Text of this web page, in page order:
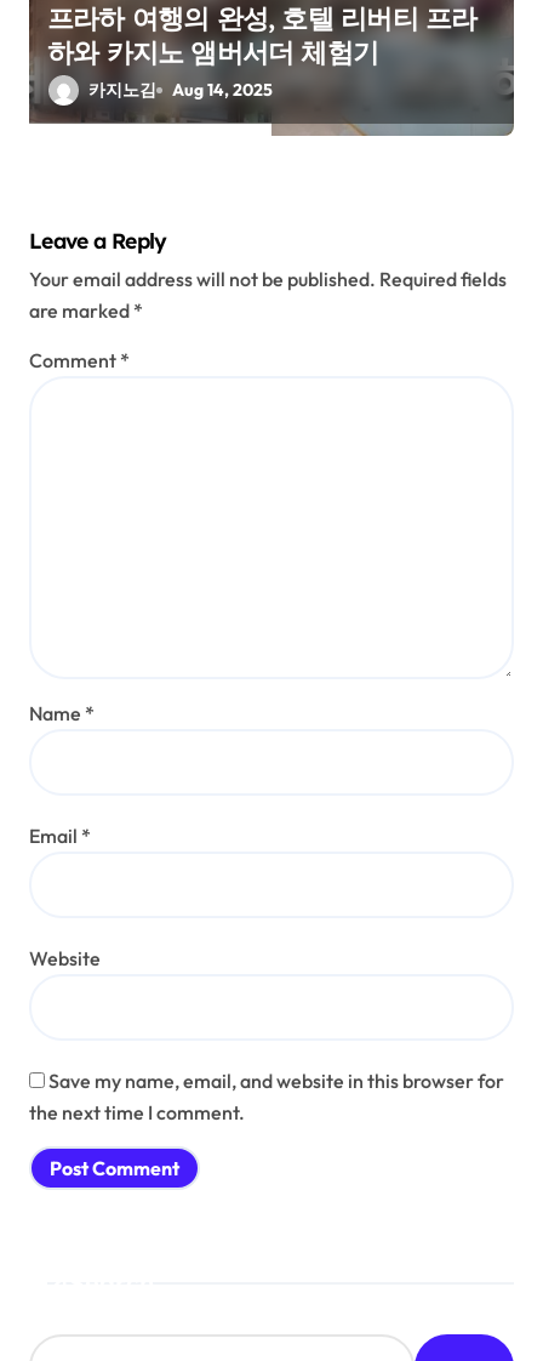
프라하 여행의 완성, 호텔 리버티 프라
하와 카지노 앰버서더 체험기
카지노김 Aug 14, 2025
Leave a Reply
Your email address will not be published. Required fields
are marked *
Comment *
Name *
Email *
Website
Save my name, email, and website in this browser for
the next time I comment.